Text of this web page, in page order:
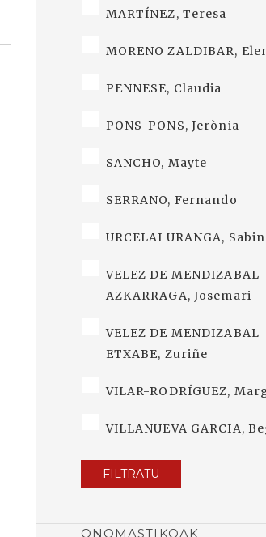
MARTÍNEZ, Teresa
MORENO ZALDIBAR,
PENNESE, Claudia
PONS-PONS, Jerònia
SANCHO, Mayte
SERRANO, Fernando
URCELAI URANGA, Sabin
VELEZ DE MENDIZABAL
AZKARRAGA, Josemari
VELEZ DE MENDIZABAL
ETXABE, Zuriñe
VILAR-RODRÍGUEZ,
VILLANUEVA GARCIA,
FILTRATU
ONOMASTIKOAK